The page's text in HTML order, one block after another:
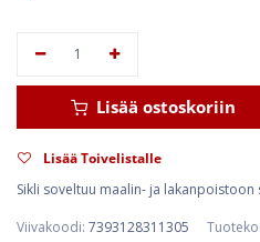
Lisää ostoskoriin
Lisää Toivelistalle
Sikli soveltuu maalin- ja lakanpoistoon
Viivakoodi: 7393128311305